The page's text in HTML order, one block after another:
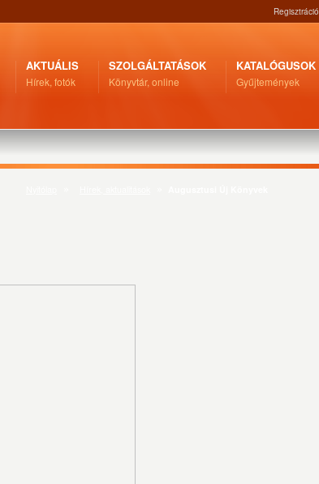
Regisztráció
AKTUÁLIS
Hírek, fotók
SZOLGÁLTATÁSOK
Könyvtár, online
KATALÓGUSOK
Gyűjtemények